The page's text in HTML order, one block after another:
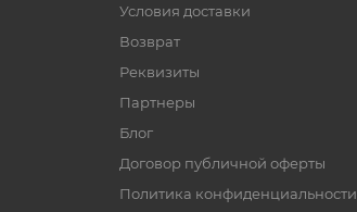
Условия доставки
Возврат
Реквизиты
Партнеры
Блог
Договор публичной оферты
Политика конфиденциальности